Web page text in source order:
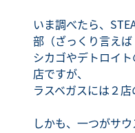
いま調べたら、
部（ざっくり言えば
シカゴやデトロイ
店ですが、
ラスベガスには２店
しかも、一つがサ